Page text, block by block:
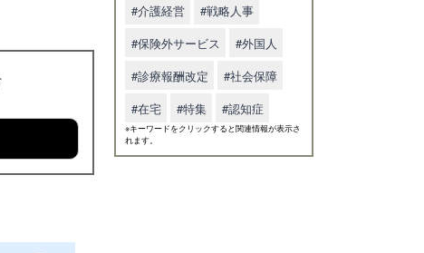
#介護経営
#戦略人事
#保険外サービス
#外国人
#診療報酬改定
#社会保障
#在宅
#特集 #認知症
※キーワードをクリックすると関連情報が表示さ
れます。